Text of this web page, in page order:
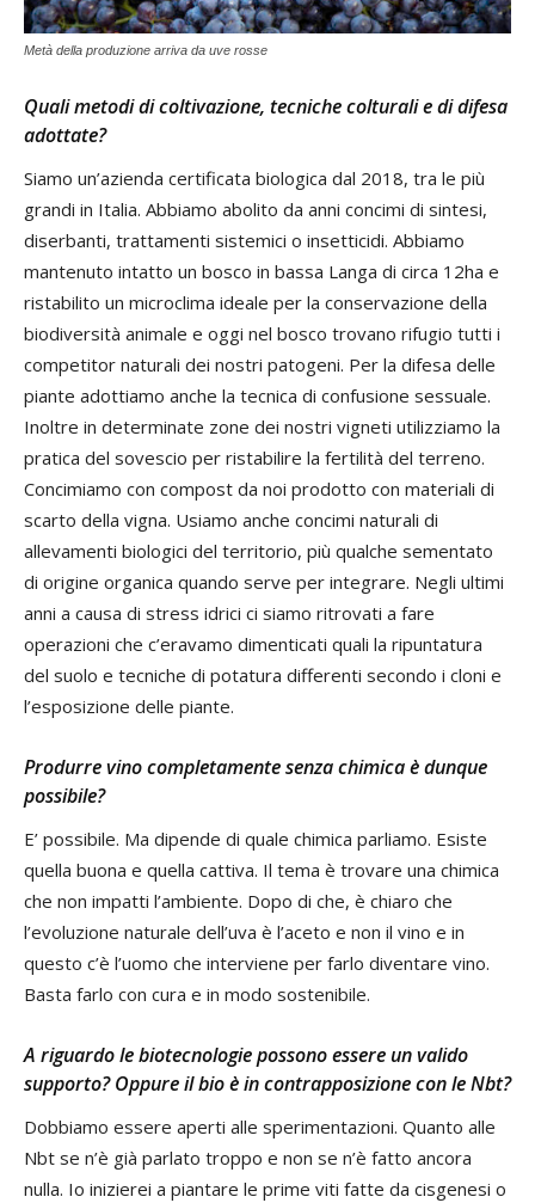
Metà della produzione arriva da uve rosse
Quali metodi di coltivazione, tecniche colturali e di difesa
adottate?
Siamo un’azienda certificata biologica dal 2018, tra le più
grandi in Italia. Abbiamo abolito da anni concimi di sintesi,
diserbanti, trattamenti sistemici o insetticidi. Abbiamo
mantenuto intatto un bosco in bassa Langa di circa 12ha e
ristabilito un microclima ideale per la conservazione della
biodiversità animale e oggi nel bosco trovano rifugio tutti i
competitor naturali dei nostri patogeni. Per la difesa delle
piante adottiamo anche la tecnica di confusione sessuale.
Inoltre in determinate zone dei nostri vigneti utilizziamo la
pratica del sovescio per ristabilire la fertilità del terreno.
Concimiamo con compost da noi prodotto con materiali di
scarto della vigna. Usiamo anche concimi naturali di
allevamenti biologici del territorio, più qualche sementato
di origine organica quando serve per integrare. Negli ultimi
anni a causa di stress idrici ci siamo ritrovati a fare
operazioni che c’eravamo dimenticati quali la ripuntatura
del suolo e tecniche di potatura differenti secondo i cloni e
l’esposizione delle piante.
Produrre vino completamente senza chimica è dunque
possibile?
E’ possibile. Ma dipende di quale chimica parliamo. Esiste
quella buona e quella cattiva. Il tema è trovare una chimica
che non impatti l’ambiente. Dopo di che, è chiaro che
l’evoluzione naturale dell’uva è l’aceto e non il vino e in
questo c’è l’uomo che interviene per farlo diventare vino.
Basta farlo con cura e in modo sostenibile.
A riguardo le biotecnologie possono essere un valido
supporto? Oppure il bio è in contrapposizione con le Nbt?
Dobbiamo essere aperti alle sperimentazioni. Quanto alle
Nbt se n’è già parlato troppo e non se n’è fatto ancora
nulla. Io inizierei a piantare le prime viti fatte da cisgenesi o